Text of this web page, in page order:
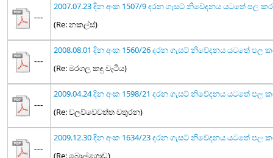
---
2007.07.23 දින අංක 1507/9 දරන ගැසට් නිවේදනය යටතේ පල
(Re: නකල්ස්)
---
2008.08.01 දින අංක 1560/26 දරන ගැසට් නිවේදනය යටතේ පල
(Re: මරගල කඳු වැටිය)
---
2009.04.24 දින අංක 1598/21 දරන ගැසට් නිවේදනය යටතේ පල
(Re: වලව්වෙවත්ත වතුරන)
---
2009.12.30 දින අංක 1634/23 දරන ගැසට් නිවේදනය යටතේ පල
(Re: බොල්ගොඩ)